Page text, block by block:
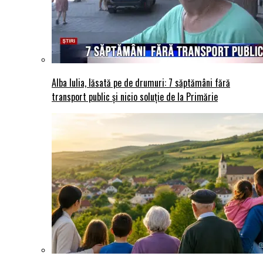
Alba Iulia, lăsată pe de drumuri: 7 săptămâni fără
transport public și nicio soluție de la Primărie